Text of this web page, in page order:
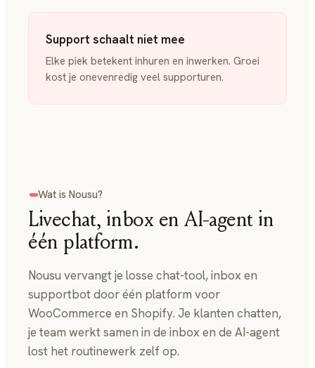
Support schaalt niet mee
Elke piek betekent inhuren en inwerken. Groei
kost je onevenredig veel supporturen.
Wat is Nousu?
Livechat, inbox en AI-agent in
één platform.
Nousu vervangt je losse chat-tool, inbox en
supportbot door één platform voor
WooCommerce en Shopify. Je klanten chatten,
je team werkt samen in de inbox en de AI-agent
lost het routinewerk zelf op.